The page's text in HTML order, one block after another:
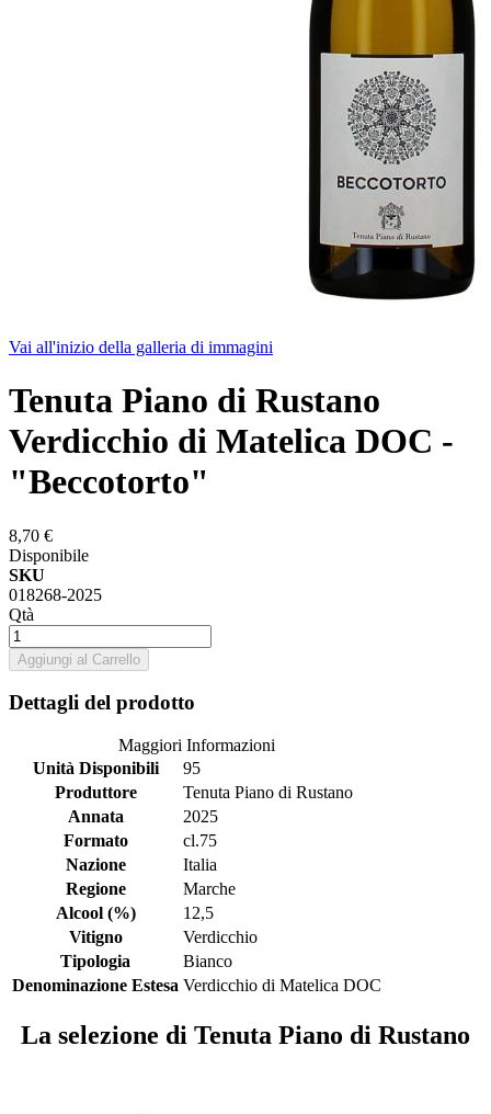
Vai all'inizio della galleria di immagini
Tenuta Piano di Rustano
Verdicchio di Matelica DOC -
"Beccotorto"
8,70 €
Disponibile
SKU
018268-2025
Qtà
Aggiungi al Carrello
Dettagli del prodotto
Maggiori Informazioni
Unità Disponibili
95
Produttore
Tenuta Piano di Rustano
Annata
2025
Formato
cl.75
Nazione
Italia
Regione
Marche
Alcool (%)
12,5
Vitigno
Verdicchio
Tipologia
Bianco
Denominazione Estesa Verdicchio di Matelica DOC
La selezione di Tenuta Piano di Rustano